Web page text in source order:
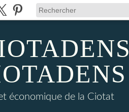
économique de la Ciotat